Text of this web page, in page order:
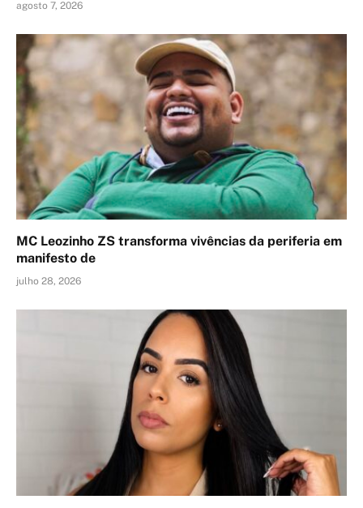
agosto 7, 2026
MC Leozinho ZS transforma vivências da periferia em
manifesto de
julho 28, 2026